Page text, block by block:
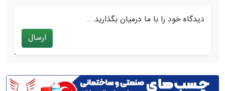
دیدگاه خود را با ما درمیان بگذارید...
ارسال